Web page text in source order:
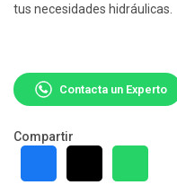
tus necesidades hidráulicas.
Contacta un Experto
Compartir